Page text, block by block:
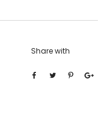
Share with